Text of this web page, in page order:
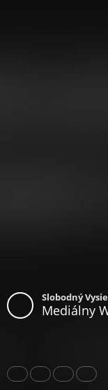
Slobodný
Mediálny
Share Like